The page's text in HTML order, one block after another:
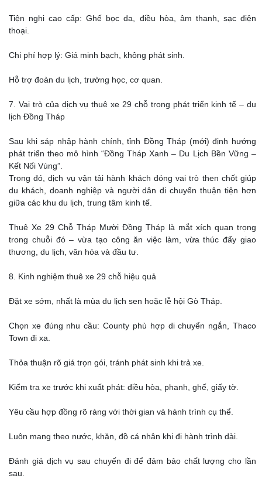
Tiện nghi cao cấp: Ghế bọc da, điều hòa, âm thanh, sạc điện
thoại.
Chi phí hợp lý: Giá minh bạch, không phát sinh.
Hỗ trợ đoàn du lịch, trường học, cơ quan.
7. Vai trò của dịch vụ thuê xe 29 chỗ trong phát triển kinh tế – du
lịch Đồng Tháp
Sau khi sáp nhập hành chính, tỉnh Đồng Tháp (mới) định hướng
phát triển theo mô hình “Đồng Tháp Xanh – Du Lịch Bền Vững –
Kết Nối Vùng”.
Trong đó, dịch vụ vận tải hành khách đóng vai trò then chốt giúp
du khách, doanh nghiệp và người dân di chuyển thuận tiện hơn
giữa các khu du lịch, trung tâm kinh tế.
Thuê Xe 29 Chỗ Tháp Mười Đồng Tháp là mắt xích quan trọng
trong chuỗi đó – vừa tạo công ăn việc làm, vừa thúc đẩy giao
thương, du lịch, văn hóa và đầu tư.
8. Kinh nghiệm thuê xe 29 chỗ hiệu quả
Đặt xe sớm, nhất là mùa du lịch sen hoặc lễ hội Gò Tháp.
Chọn xe đúng nhu cầu: County phù hợp di chuyển ngắn, Thaco
Town đi xa.
Thỏa thuận rõ giá trọn gói, tránh phát sinh khi trả xe.
Kiểm tra xe trước khi xuất phát: điều hòa, phanh, ghế, giấy tờ.
Yêu cầu hợp đồng rõ ràng với thời gian và hành trình cụ thể.
Luôn mang theo nước, khăn, đồ cá nhân khi đi hành trình dài.
Đánh giá dịch vụ sau chuyến đi để đảm bảo chất lượng cho lần
sau.